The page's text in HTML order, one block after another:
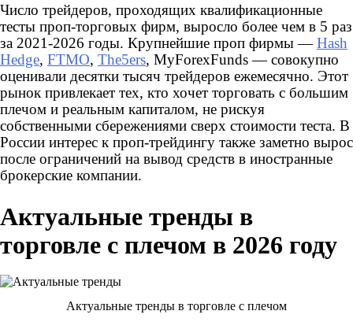
Число трейдеров, проходящих квалификационные
тесты проп-торговых фирм, выросло более чем в 5 раз
за 2021-2026 годы. Крупнейшие проп фирмы —Hash
Hedge, FTMO, The5ers, MyForexFunds — совокупно
оценивали десятки тысяч трейдеров ежемесячно. Этот
рынок привлекает тех, кто хочет торговать с большим
плечом и реальным капиталом, не рискуя
собственными сбережениями сверх стоимости теста. В
России интерес к проп-трейдингу также заметно вырос
после ограничений на вывод средств в иностранные
брокерские компании.
Актуальные тренды в
торговле с плечом в 2026 году
Актуальные тренды в торговле с плечом